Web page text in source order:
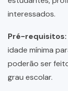
interessados.
Pré-requisitos:
idade mínima
poderão ser
grau escolar.